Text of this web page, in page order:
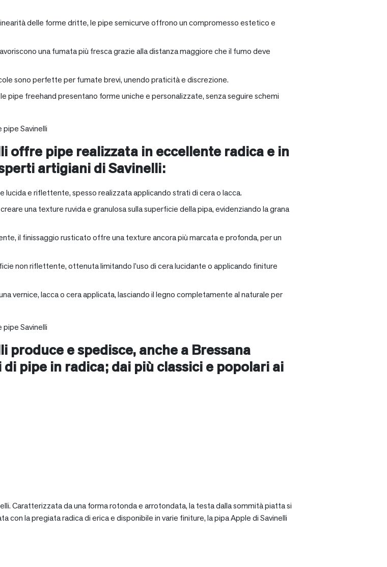
delle forme dritte, le pipe semicurve offrono un compromesso estetico e
una fumata più fresca grazie alla distanza maggiore che il fumo deve
sono perfette per fumate brevi, unendo praticità e discrezione.
pipe freehand presentano forme uniche e personalizzate, senza seguire schemi
pipe Savinelli
offre pipe realizzata in eccellente radica e in
artigiani di Savinelli:
lucida e riflettente, spesso realizzata applicando strati di cera o lacca.
una texture ruvida e granulosa sulla superficie della pipa, evidenziando la grana
il finissaggio rusticato offre una texture ancora più marcata e profonda, per un
non riflettente, ottenuta limitando l’uso di cera lucidante o applicando finiture
vernice, lacca o cera applicata, lasciando il legno completamente al naturale per
pipe Savinelli
produce e spedisce, anche a Bressana
pipe in radica; dai più classici e popolari ai
Caratterizzata da una forma rotonda e arrotondata, la testa dalla sommità piatta si
la pregiata radica di erica e disponibile in varie finiture, la pipa Apple di Savinelli